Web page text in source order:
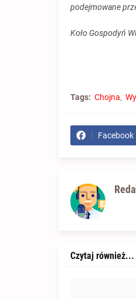
podejmowane
Koło Gospodyń
Tags: Chojna
Facebook
Czytaj również...